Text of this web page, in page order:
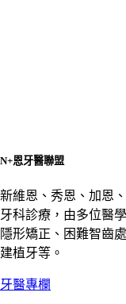
N+恩牙醫聯盟
新維恩、秀恩、加恩
牙科診療，由多位醫
隱形矯正、困難智齒
建植牙等。
牙醫專欄